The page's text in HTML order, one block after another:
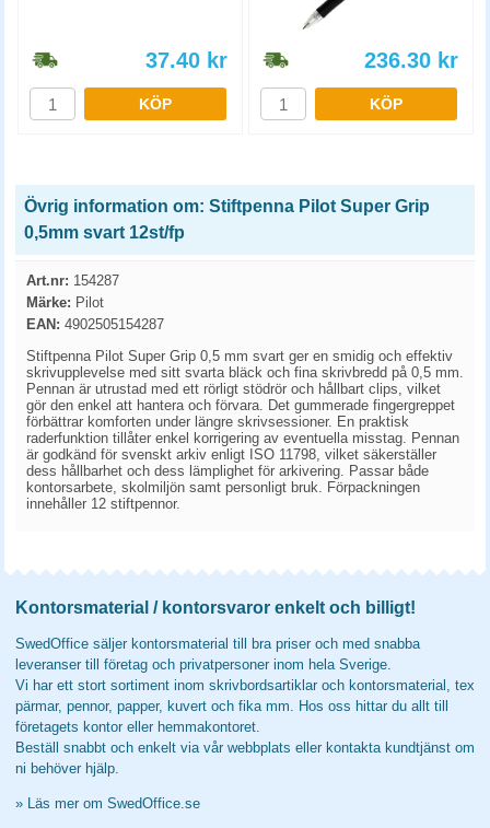
37.40 kr
KÖP
236.30 kr
KÖP
Övrig information om: Stiftpenna Pilot Super Grip
0,5mm svart 12st/fp
Art.nr: 154287
Märke: Pilot
EAN: 4902505154287
Stiftpenna Pilot Super Grip 0,5 mm svart ger en smidig och effektiv
skrivupplevelse med sitt svarta bläck och fina skrivbredd på 0,5 mm.
Pennan är utrustad med ett rörligt stödrör och hållbart clips, vilket
gör den enkel att hantera och förvara. Det gummerade fingergreppet
förbättrar komforten under längre skrivsessioner. En praktisk
raderfunktion tillåter enkel korrigering av eventuella misstag. Pennan
är godkänd för svenskt arkiv enligt ISO 11798, vilket säkerställer
dess hållbarhet och dess lämplighet för arkivering. Passar både
kontorsarbete, skolmiljön samt personligt bruk. Förpackningen
innehåller 12 stiftpennor.
Kontorsmaterial / kontorsvaror enkelt och billigt!
SwedOffice säljer kontorsmaterial till bra priser och med snabba
leveranser till företag och privatpersoner inom hela Sverige.
Vi har ett stort sortiment inom skrivbordsartiklar och kontorsmaterial, tex
pärmar, pennor, papper, kuvert och fika mm. Hos oss hittar du allt till
företagets kontor eller hemmakontoret.
Beställ snabbt och enkelt via vår webbplats eller kontakta kundtjänst om
ni behöver hjälp.
» Läs mer om SwedOffice.se